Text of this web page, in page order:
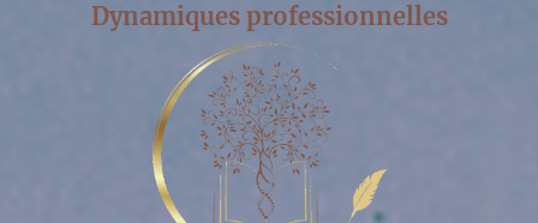
Dynamiques professionnelles